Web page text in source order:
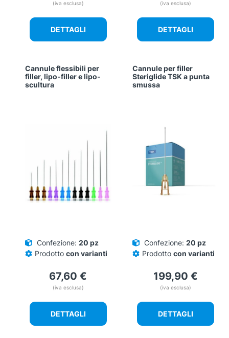
(iva esclusa)
DETTAGLI
(iva esclusa)
DETTAGLI
Cannule flessibili per
filler, lipo-filler e lipo-
scultura
Confezione: 20 pz
Prodotto con varianti
67,60 €
(iva esclusa)
DETTAGLI
Cannule per filler
Steriglide TSK a punta
smussa
Confezione: 20 pz
Prodotto con varianti
199,90 €
(iva esclusa)
DETTAGLI